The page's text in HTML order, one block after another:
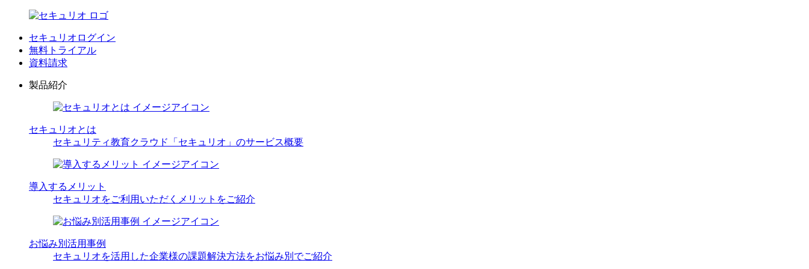
セキュリオログイン
無料トライアル
資料請求
製品紹介
セキュリオとは
セキュリティ教育クラウド「セキュリオ」のサービス概要
導入するメリット
セキュリオをご利用いただくメリットをご紹介
お悩み別活用事例
セキュリオを活用した企業様の課題解決方法をお悩み別でご紹介